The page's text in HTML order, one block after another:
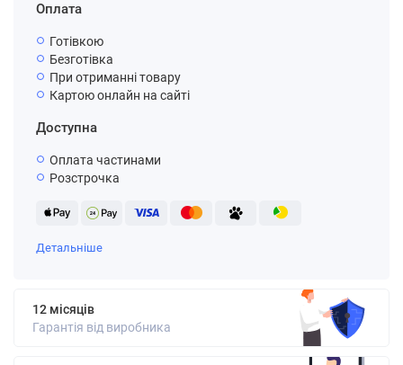
Оплата
Готівкою
Безготівка
При отриманні товару
Картою онлайн на сайті
Доступна
Оплата частинами
Розстрочка
Детальніше
12 місяців
Гарантія від виробника